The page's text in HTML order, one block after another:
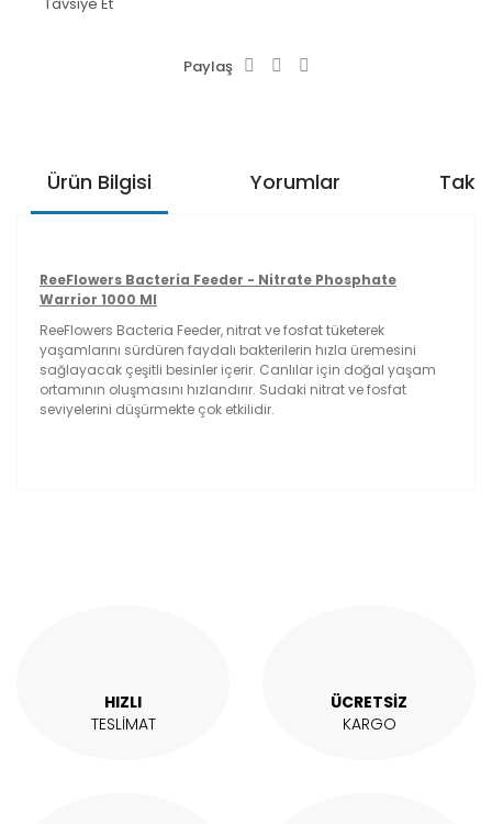
Paylaş
Ürün Bilgisi Yorumlar
ReeFlowers Bacteria Feeder - Nitrate Phosphate
Warrior 1000 Ml
ReeFlowers Bacteria Feeder, nitrat ve fosfat tüketerek
yaşamlarını sürdüren faydalı bakterilerin hızla üremesini
sağlayacak çeşitli besinler içerir. Canlılar için doğal yaşam
ortamının oluşmasını hızlandırır. Sudaki nitrat ve fosfat
seviyelerini düşürmekte çok etkilidir.
Bu ürüne benzer farklı alternatifler olmalı.
HIZLI
TESLİMAT
ÜCRETSİZ
KARGO